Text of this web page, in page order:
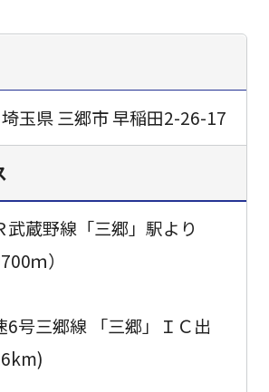
玉県 三郷市 早稲田2-26-17
武蔵野線「三郷」駅より
ｍ）
6号三郷線 「三郷」ＩＣ出